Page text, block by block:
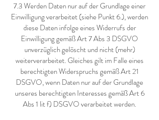
7.3 Werden Daten nur auf der Grundlage einer
Einwilligung verarbeitet (siehe Punkt 6.), werden
diese Daten infolge eines Widerrufs der
Einwilligung gemäß Art 7 Abs 3 DSGVO
unverzüglich gelöscht und nicht (mehr)
weiterverarbeitet. Gleiches gilt im Falle eines
berechtigten Widerspruchs gemäß Art 21
DSGVO, wenn Daten nur auf der Grundlage
unseres berechtigten Interesses gemäß Art 6
Abs 1 lit f) DSGVO verarbeitet werden.